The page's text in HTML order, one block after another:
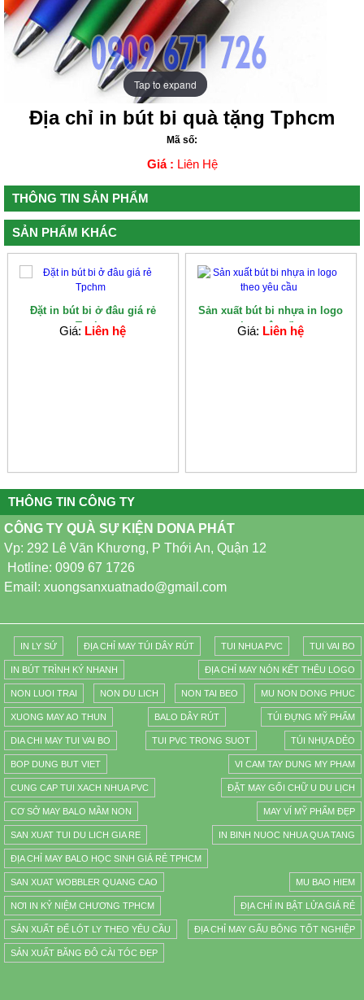
Tap to expand
Tap to expand
Địa chỉ in bút bi quà tặng Tphcm
Mã số:
Giá : Liên Hệ
THÔNG TIN SẢN PHẨM
SẢN PHẨM KHÁC
Đặt in bút bi ở đâu giá rẻ
Tpchm
Giá: Liên hệ
Sản xuất bút bi nhựa in logo
theo yêu cầ...
Giá: Liên hệ
THÔNG TIN CÔNG TY
CÔNG TY QUÀ SỰ KIỆN DONA PHÁT
Vp: 292 Lê Văn Khương, P Thới An, Quận 12
Hotline: 0909 67 1726
Email: xuongsanxuatnado@gmail.com
IN LY SỨ ĐỊA CHỈ MAY TÚI DÂY RÚT TUI NHUA PVC TUI VAI BO
IN BÚT TRÌNH KÝ NHANH ĐỊA CHỈ MAY NÓN KẾT THÊU LOGO
NON LUOI TRAI NON DU LICH NON TAI BEO MU NON DONG PHUC
XUONG MAY AO THUN BALO DÂY RÚT TÚI ĐỰNG MỸ PHẨM
DIA CHI MAY TUI VAI BO TUI PVC TRONG SUOT TÚI NHỰA DẺO
BOP DUNG BUT VIET VI CAM TAY DUNG MY PHAM
CUNG CAP TUI XACH NHUA PVC ĐẶT MAY GỐI CHỮ U DU LỊCH
CƠ SỞ MAY BALO MẦM NON MAY VÍ MỸ PHẨM ĐẸP
SAN XUAT TUI DU LICH GIA RE IN BINH NUOC NHUA QUA TANG
ĐỊA CHỈ MAY BALO HỌC SINH GIÁ RẺ TPHCM
SAN XUAT WOBBLER QUANG CAO MU BAO HIEM
NƠI IN KỶ NIỆM CHƯƠNG TPHCM ĐỊA CHỈ IN BẬT LỬA GIÁ RẺ
SẢN XUẤT ĐẾ LÓT LY THEO YÊU CẦU ĐỊA CHỈ MAY GẤU BÔNG TỐT NGHIỆP
SẢN XUẤT BĂNG ĐÔ CÀI TÓC ĐẸP